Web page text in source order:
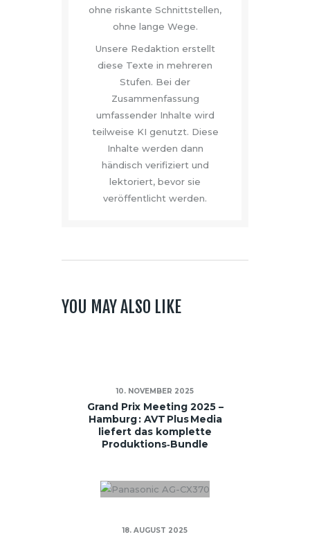
ohne riskante Schnittstellen,
ohne lange Wege.
Unsere Redaktion erstellt
diese Texte in mehreren
Stufen. Bei der
Zusammenfassung
umfassender Inhalte wird
teilweise KI genutzt. Diese
Inhalte werden dann
händisch verifiziert und
lektoriert, bevor sie
veröffentlicht werden.
YOU MAY ALSO LIKE
10. NOVEMBER 2025
Grand Prix Meeting 2025 –
Hamburg : AVT Plus Media
liefert das komplette
Produktions‑Bundle
18. AUGUST 2025